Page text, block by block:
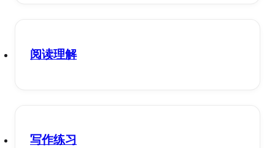
阅读理解
写作练习